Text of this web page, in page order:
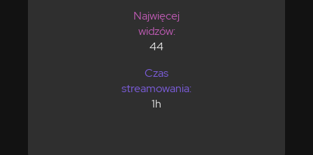
Najwięcej
widzów:
44
Czas
streamowania:
1h